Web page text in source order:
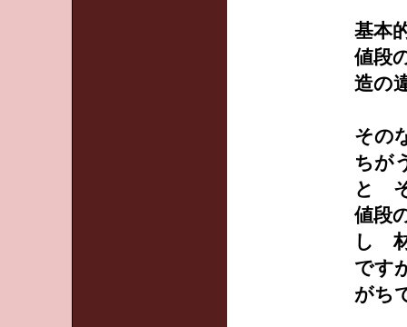
基本
値段
造の
その
ちが
と
値段
し
です
がち